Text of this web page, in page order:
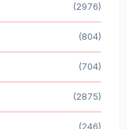
(2976)
(804)
(704)
(2875)
(246)